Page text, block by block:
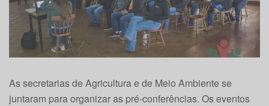
As secretarias de Agricultura e de Meio Ambiente se
juntaram para organizar as pré-conferências. Os eventos